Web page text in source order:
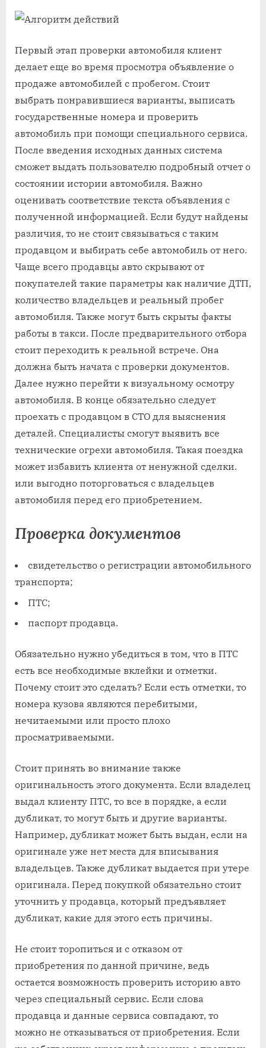
Первый этап проверки автомобиля клиент
делает еще во время просмотра объявление о
продаже автомобилей с пробегом. Стоит
выбрать понравившиеся варианты, выписать
государственные номера и проверить
автомобиль при помощи специального сервиса.
После введения исходных данных система
сможет выдать пользователю подробный отчет о
состоянии истории автомобиля. Важно
оценивать соответствие текста объявления с
полученной информацией. Если будут найдены
различия, то не стоит связываться с таким
продавцом и выбирать себе автомобиль от него.
Чаще всего продавцы авто скрывают от
покупателей такие параметры как наличие ДТП,
количество владельцев и реальный пробег
автомобиля. Также могут быть скрыты факты
работы в такси. После предварительного отбора
стоит переходить к реальной встрече. Она
должна быть начата с проверки документов.
Далее нужно перейти к визуальному осмотру
автомобиля. В конце обязательно следует
проехать с продавцом в СТО для выяснения
деталей. Специалисты смогут выявить все
технические огрехи автомобиля. Такая поездка
может избавить клиента от ненужной сделки.
или выгодно поторговаться с владельцев
автомобиля перед его приобретением.
Проверка документов
свидетельство о регистрации автомобильного
транспорта;
ПТС;
паспорт продавца.
Обязательно нужно убедиться в том, что в ПТС
есть все необходимые вклейки и отметки.
Почему стоит это сделать? Если есть отметки, то
номера кузова являются перебитыми,
нечитаемыми или просто плохо
просматриваемыми.
Стоит принять во внимание также
оригинальность этого документа. Если владелец
выдал клиенту ПТС, то все в порядке, а если
дубликат, то могут быть и другие варианты.
Например, дубликат может быть выдан, если на
оригинале уже нет места для вписывания
владельцев. Также дубликат выдается при утере
оригинала. Перед покупкой обязательно стоит
уточнить у продавца, который предъявляет
дубликат, какие для этого есть причины.
Не стоит торопиться и с отказом от
приобретения по данной причине, ведь
остается возможность проверить историю авто
через специальный сервис. Если слова
продавца и данные сервиса совпадают, то
можно не отказываться от приобретения. Если